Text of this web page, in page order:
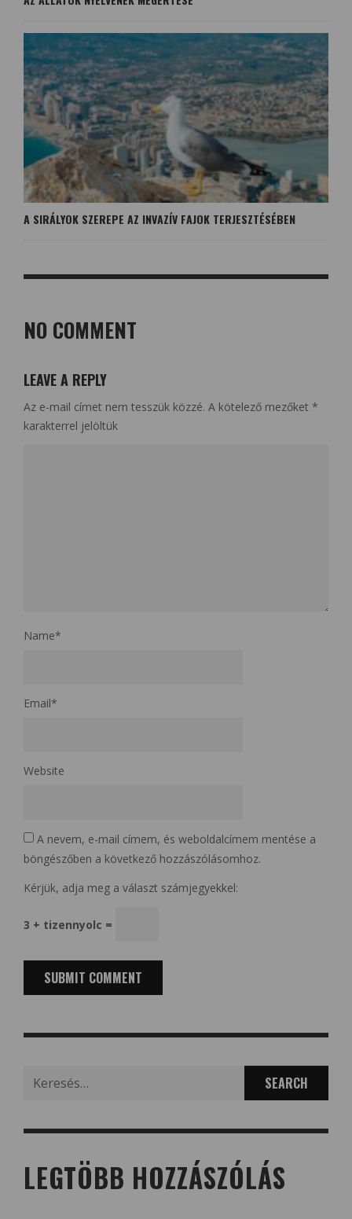
A SIRÁLYOK SZEREPE AZ INVAZÍV FAJOK TERJESZTÉSÉBEN
NO COMMENT
LEAVE A REPLY
Az e-mail címet nem tesszük közzé. A kötelező mezőket *
karakterrel jelöltük
Name*
Email*
Website
A nevem, e-mail címem, és weboldalcímem mentése a
böngészőben a következő hozzászólásomhoz.
Kérjük, adja meg a választ számjegyekkel:
3 + tizennyolc =
LEGTÖBB HOZZÁSZÓLÁS